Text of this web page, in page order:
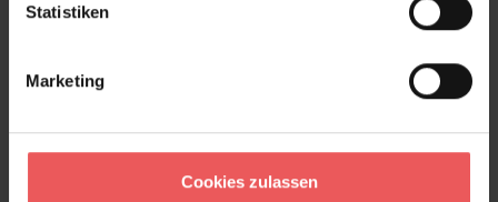
Statistiken
Marketing
Cookies zulassen